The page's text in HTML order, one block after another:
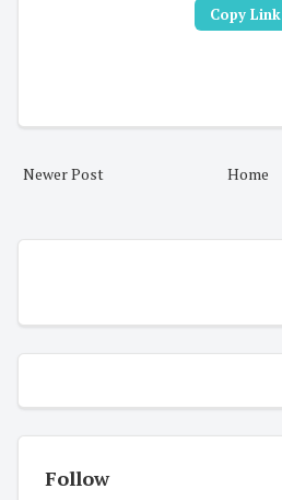
Copy Link
Newer Post Home
Follow